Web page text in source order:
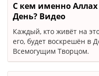
С кем именно
День? Видео
Каждый, кто живёт на
его, будет воскрешён в
Всемогущим Творцом.